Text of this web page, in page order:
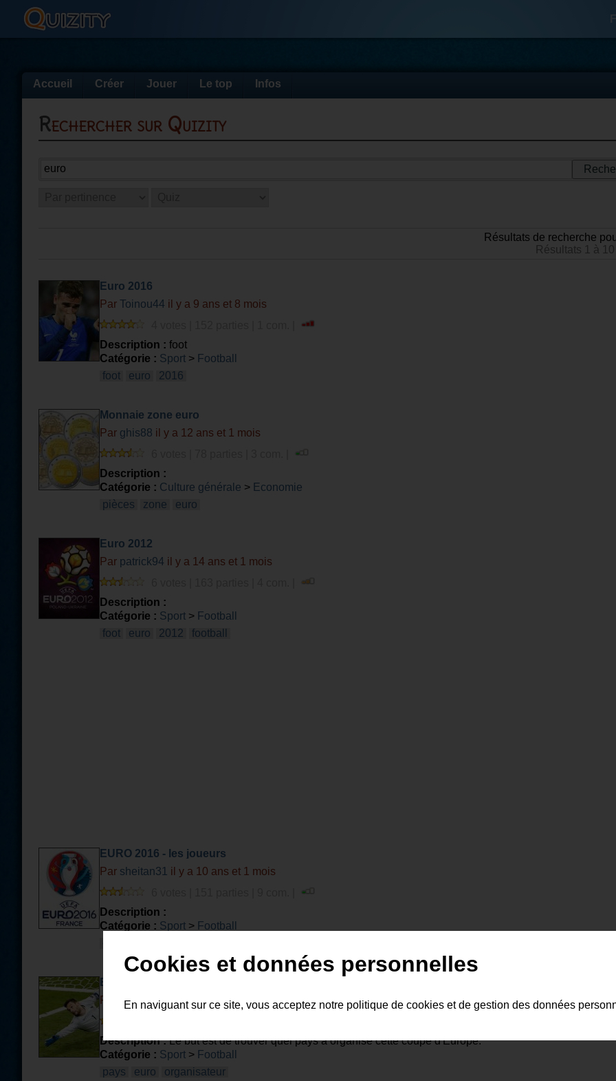
Accueil Créer Jouer Le top Infos
Rechercher sur Quizity
Résultats de recherche
Résultats 1 à
Euro 2016
Par Toinou44 il y a 9 ans et 8 mois
Description : foot
Catégorie : Sport > Football
foot
euro 2016
Monnaie zone euro
Par ghis88 il y a 12 ans et 1 mois
Description :
Catégorie : Culture générale > Economie
pièces
zone euro
Euro 2012
Par patrick94 il y a 14 ans et 1 mois
Description :
Catégorie : Sport > Football
foot
euro 2012 football
EURO 2016 - les joueurs
Par sheitan31 il y a 10 ans et 1 mois
Description :
Catégorie : Sport > Football
Euro de Football - Pays organisateurs
Par
lucas87il y a 9 ans et 11 mois
Description :Le but est de trouver quel pays a organisé cette coupe d'Europe.
Catégorie : Sport > Football
pays
euro organisateur
Cookies et données personnelles
En naviguant sur ce site, vous acceptez notre politique de cookies et de gestion des données